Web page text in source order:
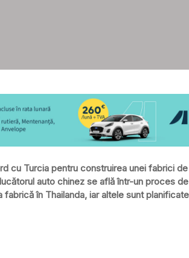
cu Turcia pentru construirea unei fabrici
auto chinez se află într-un proces
în Thailanda, iar altele sunt